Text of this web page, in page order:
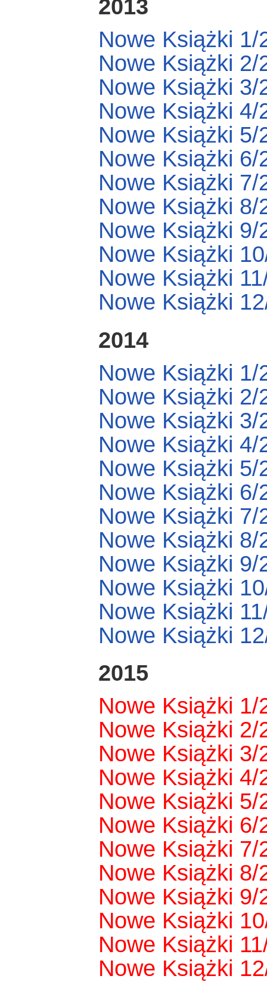
2013
Nowe Książki 1/
Nowe Książki 2/
Nowe Książki 3/
Nowe Książki 4/
Nowe Książki 5/
Nowe Książki 6/
Nowe Książki 7/
Nowe Książki 8/
Nowe Książki 9/
Nowe Książki
Nowe Książki
Nowe Książki
2014
Nowe Książki 1/
Nowe Książki 2/
Nowe Książki 3/
Nowe Książki 4/
Nowe Książki 5/
Nowe Książki 6/
Nowe Książki 7/
Nowe Książki 8/
Nowe Książki 9/
Nowe Książki
Nowe Książki
Nowe Książki
2015
Nowe Książki 1/
Nowe Książki 2/
Nowe Książki 3/
Nowe Książki 4/
Nowe Książki 5/
Nowe Książki 6/
Nowe Książki 7/
Nowe Książki 8/
Nowe Książki 9/
Nowe Książki
Nowe Książki
Nowe Książki